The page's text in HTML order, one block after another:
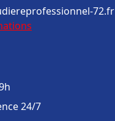
72.fr
24/7